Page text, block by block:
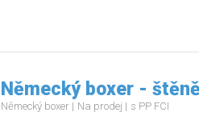
Německý boxer -
Německý boxer Na prodej s PP FCI